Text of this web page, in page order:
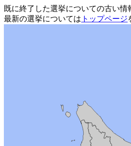
既に終了した選挙についての古い情
最新の選挙については トップページ